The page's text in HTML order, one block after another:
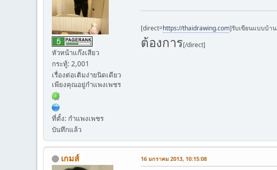
หัวหน้าแก๊งเสียว
กระทู้: 2,001
เรื่องต่อเติมง่ายนิดเดียว
เพียงคุณอยู่กำแพงเพชร
ที่ตั้ง: กำแพงเพชร
บันทึกแล้ว
[direct=https://thaidrawing.com]รับเขียนแบบบ้าน
ต้องการ[/direct]
เกมส์ 16 มกราคม 2013, 10:15:08